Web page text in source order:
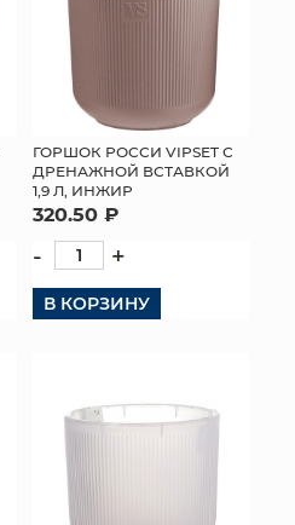
ГОРШОК РОССИ VIPSET С
ДРЕНАЖНОЙ ВСТАВКОЙ
1,9 Л, ИНЖИР
320.50 ₽
- +
В КОРЗИНУ